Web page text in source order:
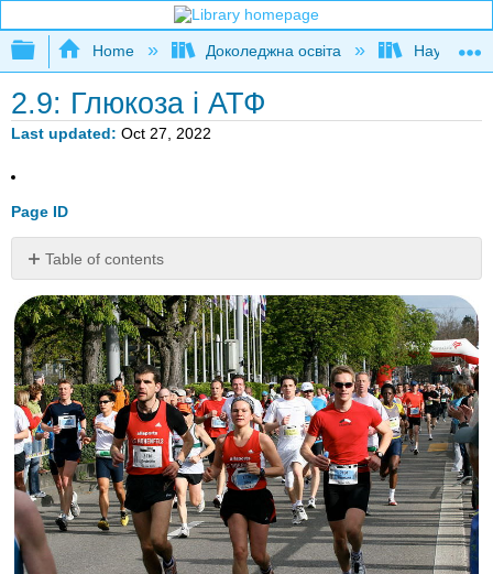
Expand/collapse global hierarchy
Home Доколеджна освіта Наука і
2.9: Глюкоза і АТФ
Last updated Oct 27, 2022
Page ID
Table of contents
багато
енергії?
Глюкоза
і
АТФ
Енергонесучі
молекули
Глюкоза
АТП
Навіщо
потрібна